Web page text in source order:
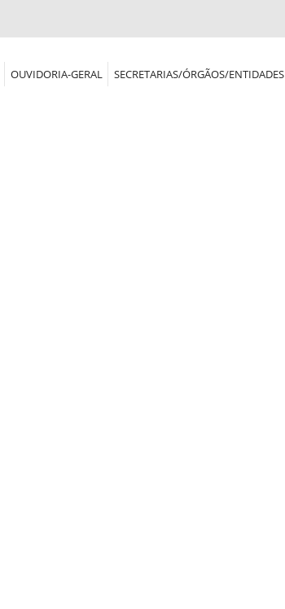
OUVIDORIA-GERAL SECRETARIAS/ÓRGÃOS/ENTIDADES